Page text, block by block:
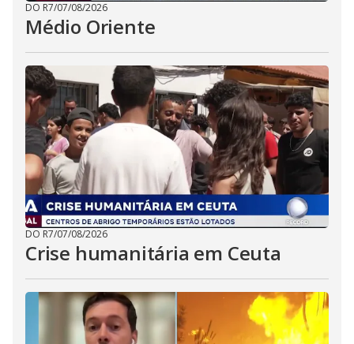
DO R7/07/08/2026
Médio Oriente
DO R7/07/08/2026
Crise humanitária em Ceuta